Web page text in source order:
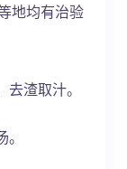
地均有治验
渣取汁。